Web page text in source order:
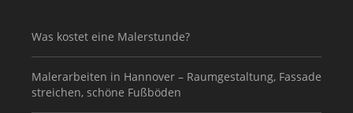
Was kostet eine Malerstunde?
Malerarbeiten in Hannover – Raumgestaltung, Fassade
streichen, schöne Fußböden